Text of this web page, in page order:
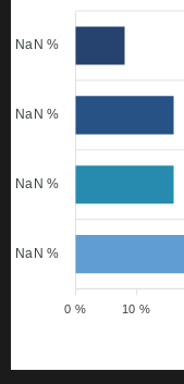
NaN %
NaN %
NaN %
NaN %
10 %
0 %